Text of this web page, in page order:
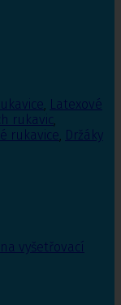
, Latexové
rukavic,
rukavice, Držáky
vyšetřovací